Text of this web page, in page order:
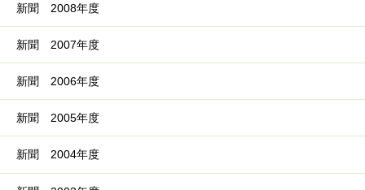
新聞 2008年度
新聞 2007年度
新聞 2006年度
新聞 2005年度
新聞 2004年度